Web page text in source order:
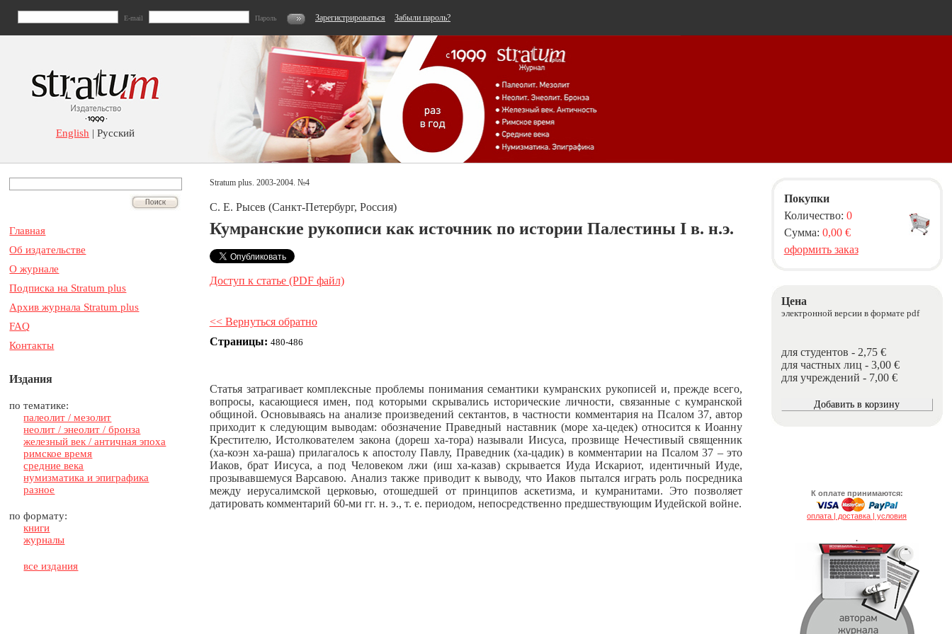
E-mail Пароль Зарегистрироваться Забыли пароль?
English | Русский
Главная
Об издательстве
О журнале
Подписка на Stratum plus
Архив журнала Stratum plus
FAQ
Контакты
Издания
по тематике:
палеолит / мезолит
неолит / энеолит / бронза
железный век / античная эпоха
римское время
средние века
нумизматика и эпиграфика
разное
по формату:
книги
журналы
все издания
Stratum plus. 2003-2004. №4
С. Е. Рысев (Санкт-Петербург, Россия)
Кумранские рукописи как источник по истории Палестины I в. н.э.
Доступ к статье (PDF файл)
<< Вернуться обратно
Страницы: 480-486
Статья затрагивает комплексные проблемы понимания семантики кумранских рукописей и, прежде всего,
вопросы, касающиеся имен, под которыми скрывались исторические личности, связанные с кумранской
общиной. Основываясь на анализе произведений сектантов, в частности комментария на Псалом 37, автор
приходит к следующим выводам: обозначение Праведный наставник (море ха-цедек) относится к Иоанну
Крестителю, Истолкователем закона (дореш ха-тора) называли Иисуса, прозвище Нечестивый священник
(ха-коэн ха-раша) прилагалось к апостолу Павлу, Праведник (ха-цадик) в комментарии на Псалом 37 – это
Иаков, брат Иисуса, а под Человеком лжи (иш ха-казав) скрывается Иуда Искариот, идентичный Иуде,
прозывавшемуся Варсавою. Анализ также приводит к выводу, что Иаков пытался играть роль посредника
между иерусалимской церковью, отошедшей от принципов аскетизма, и кумранитами. Это позволяет
датировать комментарий 60-ми гг. н. э., т. е. периодом, непосредственно предшествующим Иудейской войне.
Покупки
Количество: 0
Сумма: 0,00 €
оформить заказ
Цена
электронной версии в формате pdf
для студентов - 2,75 €
для частных лиц - 3,00 €
для учреждений - 7,00 €
К оплате принимаются:
оплата | доставка | условия
.